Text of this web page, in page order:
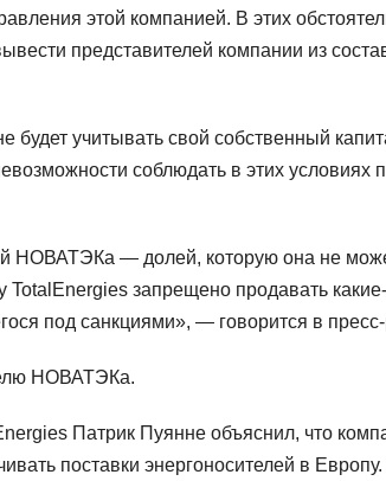
этой компанией. В этих
представителей компании из
будет учитывать свой собственный
соблюдать в этих условиях
НОВАТЭКа — долей, которую она не
TotalEnergies запрещено продавать
под санкциями», — говорится в пресс-
НОВАТЭКа.
Патрик Пуянне объяснил, что
поставки энергоносителей в